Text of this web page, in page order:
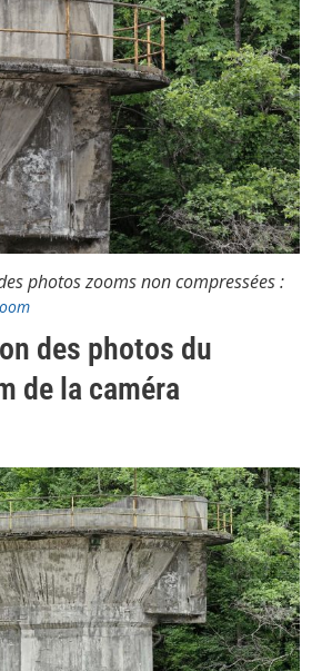
photos zooms non compressées :
des photos du
de la caméra